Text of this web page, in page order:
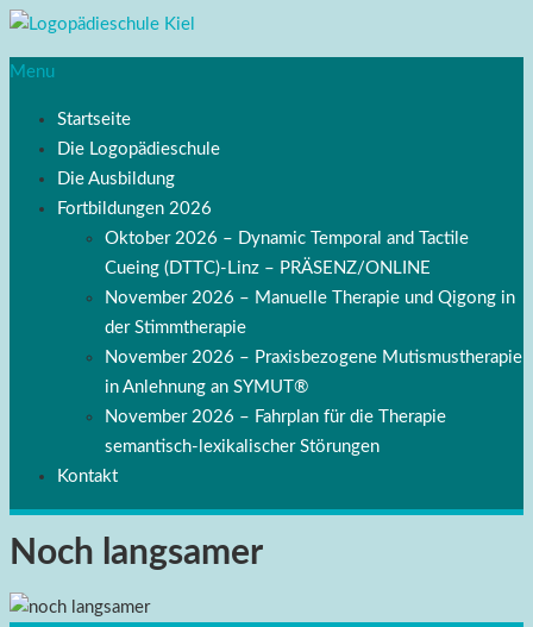
Menu
Startseite
Die Logopädieschule
Die Ausbildung
Fortbildungen 2026
Oktober 2026 – Dynamic Temporal and Tactile
Cueing (DTTC)-Linz – PRÄSENZ/ONLINE
November 2026 – Manuelle Therapie und Qigong in
der Stimmtherapie
November 2026 – Praxisbezogene Mutismustherapie
in Anlehnung an SYMUT®
November 2026 – Fahrplan für die Therapie
semantisch-lexikalischer Störungen
Kontakt
Noch langsamer